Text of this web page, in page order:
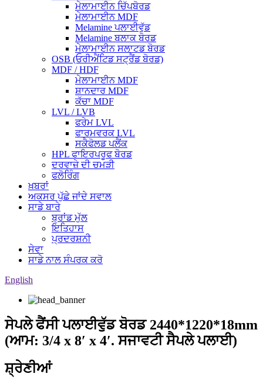
ਮੇਲਾਮਾਈਨ ਚਿੱਪਬੋਰਡ
ਮੇਲਾਮਾਈਨ MDF
Melamine ਪਲਾਈਵੁੱਡ
Melamine ਬਲਾਕ ਬੋਰਡ
ਮੇਲਾਮਾਈਨ ਸਲਾਟਡ ਬੋਰਡ
OSB (ਓਰੀਐਂਟਿਡ ਸਟ੍ਰੈਂਡ ਬੋਰਡ)
MDF / HDF
ਮੇਲਾਮਾਈਨ MDF
ਸ਼ਾਨਦਾਰ MDF
ਕੱਚਾ MDF
LVL / LVB
ਫਰੇਮ LVL
ਫਾਰਮਵਰਕ LVL
ਸਕੈਫੋਲਡ ਪਲੈਂਕ
HPL ਫਾਇਰਪਰੂਫ ਬੋਰਡ
ਦਰਵਾਜ਼ੇ ਦੀ ਚਮੜੀ
ਫਲੋਰਿੰਗ
ਖ਼ਬਰਾਂ
ਅਕਸਰ ਪੁੱਛੇ ਜਾਂਦੇ ਸਵਾਲ
ਸਾਡੇ ਬਾਰੇ
ਬ੍ਰਾਂਡ ਮੁੱਲ
ਇਤਿਹਾਸ
ਪ੍ਰਦਰਸ਼ਨੀ
ਸੇਵਾ
ਸਾਡੇ ਨਾਲ ਸੰਪਰਕ ਕਰੋ
English
ਸੇਪਲੇ ਫੈਂਸੀ ਪਲਾਈਵੁੱਡ ਬੋਰਡ 2440*1220*18mm
(ਆਮ: 3/4 x 8′ x 4′. ਸਜਾਵਟੀ ਸੈਪਲੇ ਪਲਾਈ)
ਸ਼੍ਰੇਣੀਆਂ